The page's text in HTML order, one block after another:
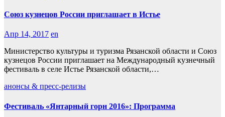
Союз кузнецов России приглашает в Истье
Апр 14, 2017 en
Министерство культуры и туризма Рязанской области и Союз
кузнецов России приглашает на Международный кузнечный
фестиваль в селе Истье Рязанской области,…
анонсы & пресс-релизы
Фестиваль «Янтарный горн 2016»: Программа